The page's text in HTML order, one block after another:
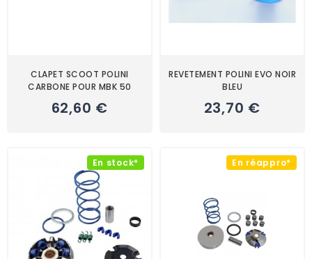
CLAPET SCOOT POLINI
CARBONE POUR MBK 50
62,60 €
REVETEMENT POLINI EVO NOIR
BLEU
23,70 €
En stock* En réappro*